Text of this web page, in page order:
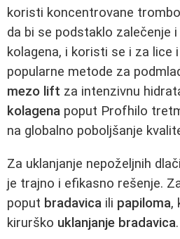
koristi koncentrovane
da bi se podstaklo zalečenje
kolagena, i koristi se i za lice
popularne metode za
mezo lift za intenzivnu
kolagena poput Profhilo
na globalno poboljšanje
Za uklanjanje nepoželjnih
je trajno i efikasno rešenje.
poput bradavica ili papiloma,
kirurško uklanjanje bradavica.